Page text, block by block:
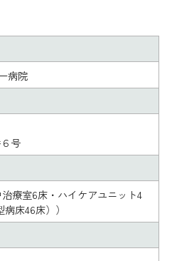
病院
号
療室6床・ハイケアユニット4
床46床））